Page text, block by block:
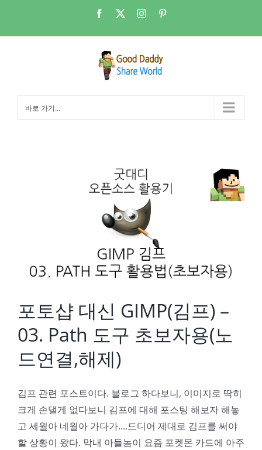
츠
Facebook Instagram
바로 가기...
포토샵 대신 GIMP(김프) –
03. Path 도구 초보자용(노
드연결,해제)
김프 관련 포스트이다. 블로그 하다보니, 이미지로 딱히
크게 손댈게 없다보니 김프에 대해 포스팅 해보자 해놓
고 세월아 네월아 가다가....드디어 제대로 김프를 써야
할 상황이 왔다. 막내 아들놈이 요즘 포켓몬 카드에 아주